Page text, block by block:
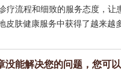
疗流程和细致的服务态度，让
肤健康服务中获得了越来越
没能解决您的问题，您可以